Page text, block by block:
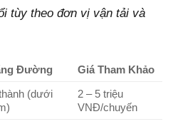
tùy theo đơn vị vận tải và
Đường
Giá Tham Khảo
(dưới
2 – 5 triệu
VNĐ/chuyến